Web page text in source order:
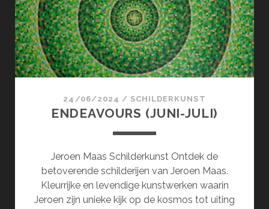
24/06/2024 / SCHILDERKUNST
ENDEAVOURS (JUNI-JULI)
Jeroen Maas Schilderkunst Ontdek de
betoverende schilderijen van Jeroen Maas.
Kleurrijke en levendige kunstwerken waarin
Jeroen zijn unieke kijk op de kosmos tot uiting